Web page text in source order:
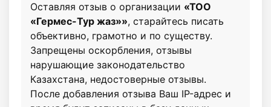
Оставляя отзыв о организации «ТОО
«Гермес-Тур жаз»», старайтесь писать
объективно, грамотно и по существу.
Запрещены оскорбления, отзывы
нарушающие законодательство
Казахстана, недостоверные отзывы.
После добавления отзыва Ваш IP-адрес и